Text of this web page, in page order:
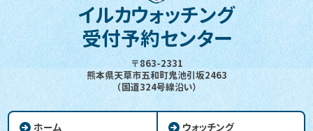
イルカウォッチング
受付予約センター
〒863-2331
熊本県天草市五和町鬼池引坂2463
（国道324号線沿い）
ホーム ウォッチング